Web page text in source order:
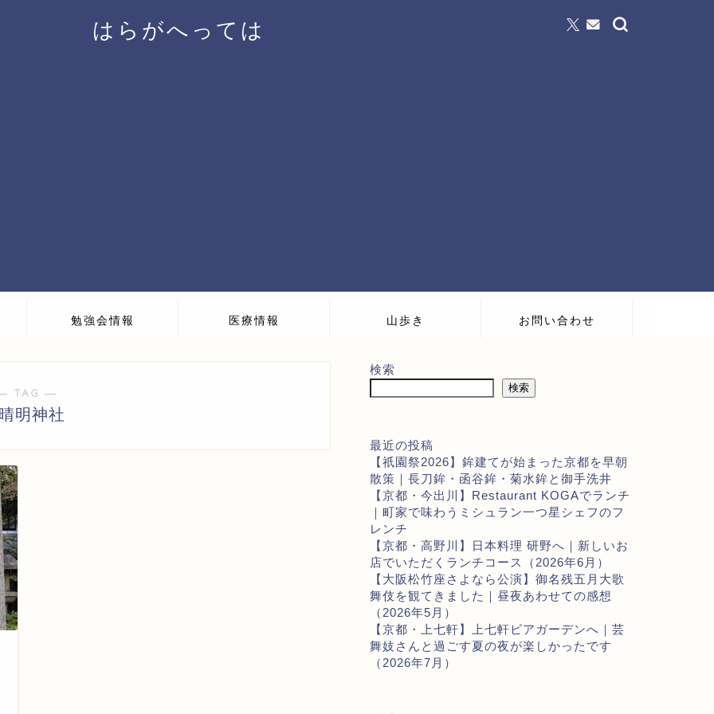
はらがへっては
勉強会情報 医療情報 山歩き お問い合わせ
TAG ―
明神社
検索
検索
最近の投稿
【祇園祭2026】鉾建てが始まった京都を早朝
散策｜長刀鉾・函谷鉾・菊水鉾と御手洗井
【京都・今出川】Restaurant KOGAでランチ
｜町家で味わうミシュラン一つ星シェフのフ
レンチ
【京都・高野川】日本料理 研野へ｜新しいお
店でいただくランチコース（2026年6月）
【大阪松竹座さよなら公演】御名残五月大歌
舞伎を観てきました｜昼夜あわせての感想
（2026年5月）
【京都・上七軒】上七軒ビアガーデンへ｜芸
舞妓さんと過ごす夏の夜が楽しかったです
（2026年7月）